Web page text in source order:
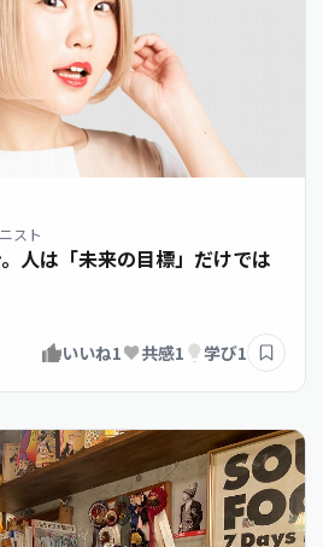
スト
人は「未来の目標」だけでは
いいね1 共感1 学び1